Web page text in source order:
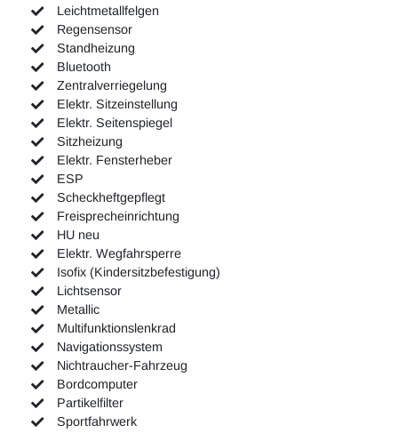
Leichtmetallfelgen
Regensensor
Standheizung
Bluetooth
Zentralverriegelung
Elektr. Sitzeinstellung
Elektr. Seitenspiegel
Sitzheizung
Elektr. Fensterheber
ESP
Scheckheftgepflegt
Freisprecheinrichtung
HU neu
Elektr. Wegfahrsperre
Isofix (Kindersitzbefestigung)
Lichtsensor
Metallic
Multifunktionslenkrad
Navigationssystem
Nichtraucher-Fahrzeug
Bordcomputer
Partikelfilter
Sportfahrwerk